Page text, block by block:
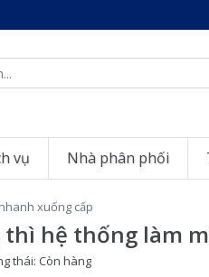
vụ Nhà phân phối
xuống cấp
hệ thống làm
thái: Còn hàng